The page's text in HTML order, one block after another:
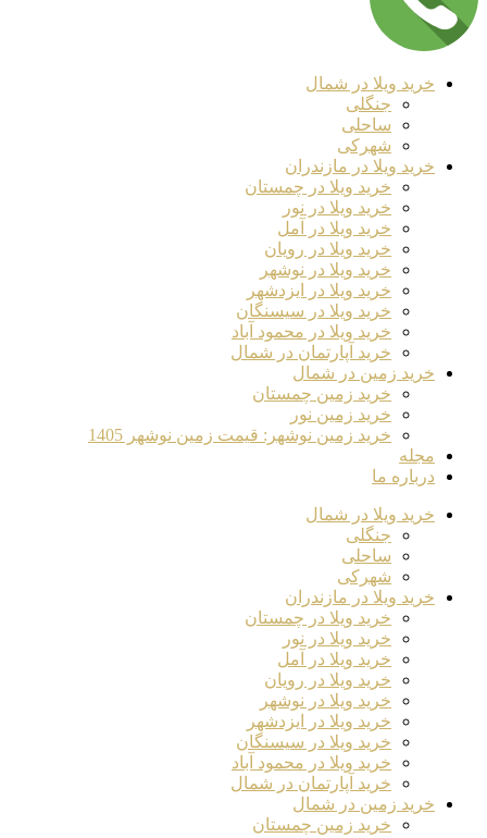
خرید ویلا در شمال
جنگلی
ساحلی
شهرکی
خرید ویلا در مازندران
خرید ویلا در چمستان
خرید ویلا در نور
خرید ویلا در آمل
خرید ویلا در رویان
خرید ویلا در نوشهر
خرید ویلا در ایزدشهر
خرید ویلا در سیسنگان
خرید ویلا در محمود آباد
خرید آپارتمان در شمال
خرید زمین در شمال
خرید زمین چمستان
خرید زمین نور
خرید زمین نوشهر: قیمت زمین نوشهر 1405
مجله
درباره ما
خرید ویلا در شمال
جنگلی
ساحلی
شهرکی
خرید ویلا در مازندران
خرید ویلا در چمستان
خرید ویلا در نور
خرید ویلا در آمل
خرید ویلا در رویان
خرید ویلا در نوشهر
خرید ویلا در ایزدشهر
خرید ویلا در سیسنگان
خرید ویلا در محمود آباد
خرید آپارتمان در شمال
خرید زمین در شمال
خرید زمین چمستان